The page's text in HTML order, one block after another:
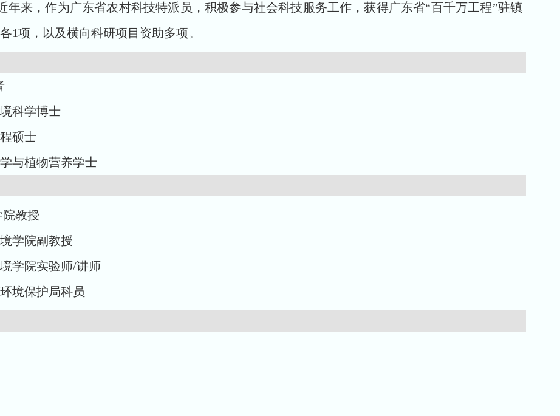
年来，作为广东省农村科技特派员，积极参与社会科技服务工作，获得广东省“百千万工程”驻镇
1项，以及横向科研项目资助多项。
科学博士
硕士
与植物营养学士
教授
学院副教授
学院实验师/讲师
境保护局科员